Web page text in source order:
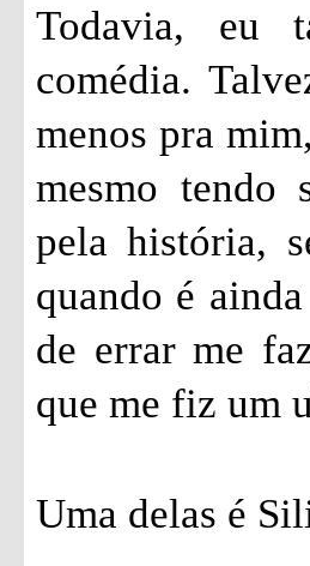
Todavia, eu
comédia.
menos pra
mesmo tendo
pela história,
quando é
de errar me
que me fiz um
Uma delas é